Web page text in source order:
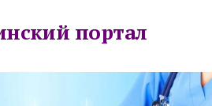
портал